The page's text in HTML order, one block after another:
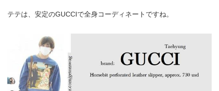
テテは、安定のGUCCIで全身コーディネートですね。